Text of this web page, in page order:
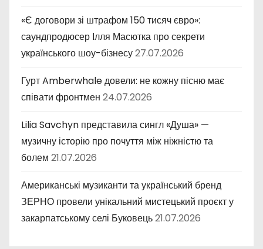
«Є договори зі штрафом 150 тисяч євро»:
саундпродюсер Ілля Масютка про секрети
українського шоу-бізнесу27.07.2026
Гурт Amberwhale довели: не кожну пісню має
співати фронтмен 24.07.2026
Lilia Savchyn представила сингл «Душа» —
музичну історію про почуття між ніжністю та
болем 21.07.2026
Американські музиканти та український бренд
ЗЕРНО провели унікальний мистецький проєкт у
закарпатському селі Буковець21.07.2026